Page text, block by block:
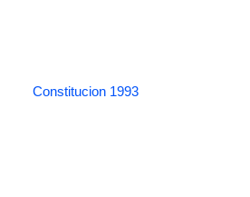
Constitucion 1993